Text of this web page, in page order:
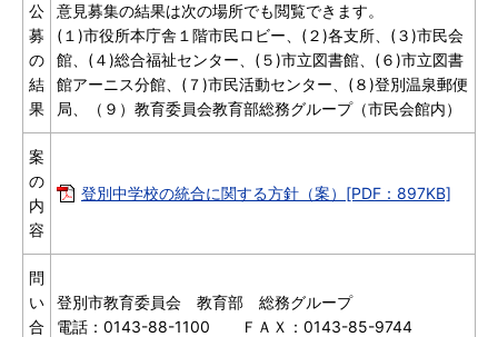
公
募
の
結
果
意見募集の結果は次の場所でも閲覧できます。
(１)市役所本庁舎１階市民ロビー、(２)各支所、(３)市民会
館、(４)総合福祉センター、(５)市立図書館、(６)市立図書
館アーニス分館、(７)市民活動センター、(８)登別温泉郵便
局、（９）教育委員会教育部総務グループ（市民会館内）
案
の
内
容
登別中学校の統合に関する方針（案）[PDF：897KB]
問
い
合
登別市教育委員会 教育部 総務グループ
電話：0143-88-1100 ＦＡＸ：0143-85-9744